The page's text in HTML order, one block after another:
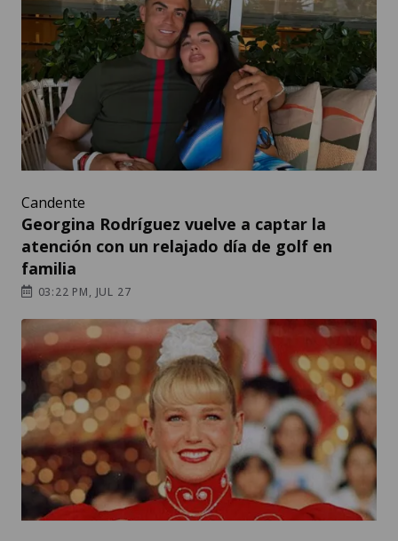
Candente
Georgina Rodríguez vuelve a captar la
atención con un relajado día de golf en
familia
03:22 PM, JUL 27